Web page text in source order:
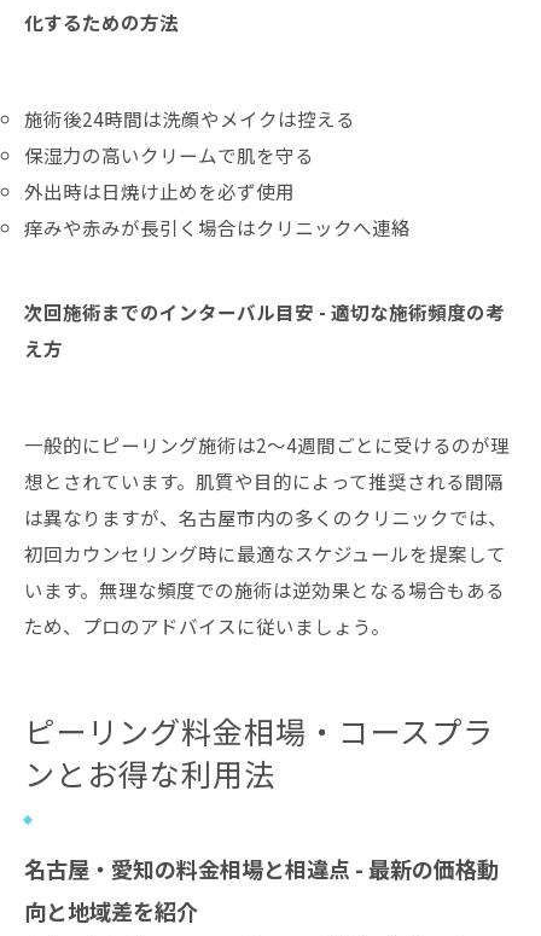
化するための方法
施術後24時間は洗顔やメイクは控える
保湿力の高いクリームで肌を守る
外出時は日焼け止めを必ず使用
痒みや赤みが長引く場合はクリニックへ連絡
次回施術までのインターバル目安 - 適切な施術頻度の考
え方
一般的にピーリング施術は2〜4週間ごとに受けるのが理
想とされています。肌質や目的によって推奨される間隔
は異なりますが、名古屋市内の多くのクリニックでは、
初回カウンセリング時に最適なスケジュールを提案して
います。無理な頻度での施術は逆効果となる場合もある
ため、プロのアドバイスに従いましょう。
ピーリング料金相場・コースプラ
ンとお得な利用法
名古屋・愛知の料金相場と相違点 - 最新の価格動
向と地域差を紹介